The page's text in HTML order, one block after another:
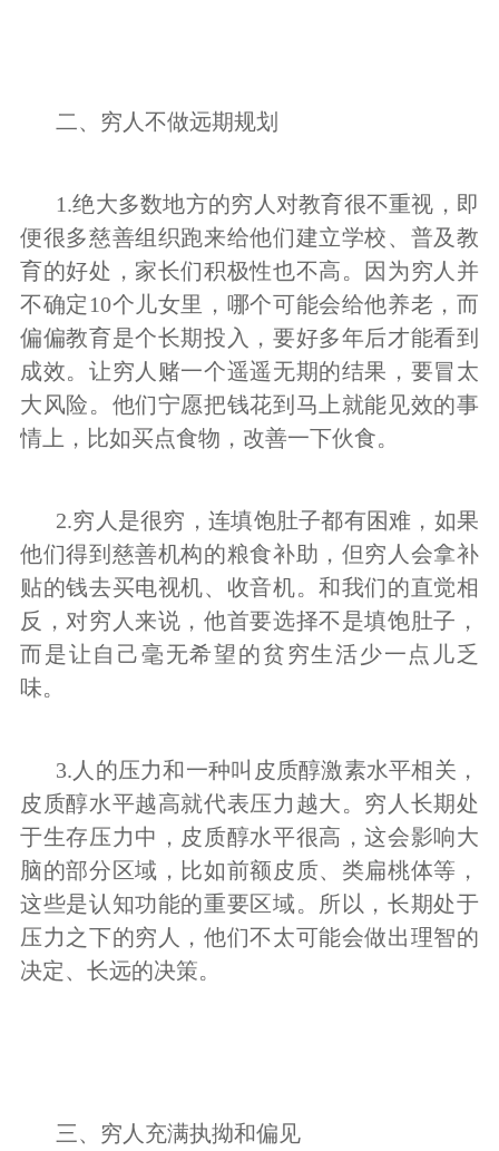
二、穷人不做远期规划
1.绝大多数地方的穷人对教育很不重视，即
便很多慈善组织跑来给他们建立学校、普及教
育的好处，家长们积极性也不高。因为穷人并
不确定10个儿女里，哪个可能会给他养老，而
偏偏教育是个长期投入，要好多年后才能看到
成效。让穷人赌一个遥遥无期的结果，要冒太
大风险。他们宁愿把钱花到马上就能见效的事
情上，比如买点食物，改善一下伙食。
2.穷人是很穷，连填饱肚子都有困难，如果
他们得到慈善机构的粮食补助，但穷人会拿补
贴的钱去买电视机、收音机。和我们的直觉相
反，对穷人来说，他首要选择不是填饱肚子，
而是让自己毫无希望的贫穷生活少一点儿乏
味。
3.人的压力和一种叫皮质醇激素水平相关，
皮质醇水平越高就代表压力越大。穷人长期处
于生存压力中，皮质醇水平很高，这会影响大
脑的部分区域，比如前额皮质、类扁桃体等，
这些是认知功能的重要区域。所以，长期处于
压力之下的穷人，他们不太可能会做出理智的
决定、长远的决策。
三、穷人充满执拗和偏见